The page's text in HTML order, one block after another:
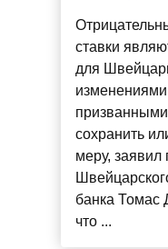
ставки
для
изменениями
сохранить
меру, заявил
банка
что ...